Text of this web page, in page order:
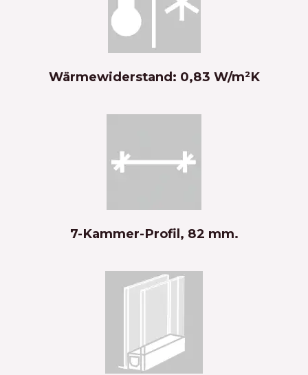
Wärmewiderstand: 0,83 W/m²K
7-Kammer-Profil, 82 mm.